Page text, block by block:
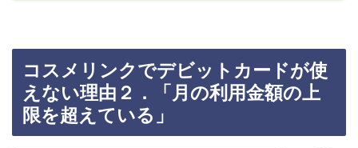
コスメリンクでデビットカードが使
えない理由２．「月の利用金額の上
限を超えている」